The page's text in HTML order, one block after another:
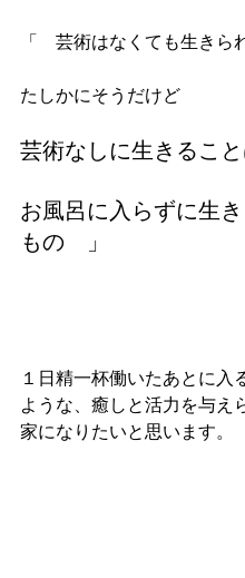
「　芸術はなくても生きら
たしかにそうだけど
芸術なしに生きるこ
お風呂に入らずに生
もの　」
１日精一杯働いたあとに入
ような、癒しと活力を与え
家になりたいと思います。